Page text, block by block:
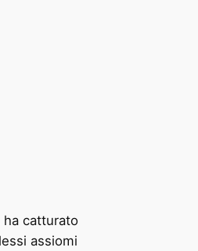
catturato
assiomi